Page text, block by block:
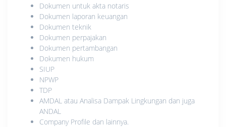
Dokumen untuk akta notaris
Dokumen laporan keuangan
Dokumen teknik
Dokumen perpajakan
Dokumen pertambangan
Dokumen hukum
SIUP
NPWP
TDP
AMDAL atau Analisa Dampak Lingkungan dan juga
ANDAL
Company Profile dan lainnya.